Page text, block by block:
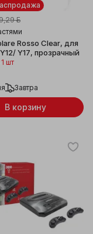
ƃ
Rosso Clear, для
Y17, прозрачный
шт
Завтра
В корзину